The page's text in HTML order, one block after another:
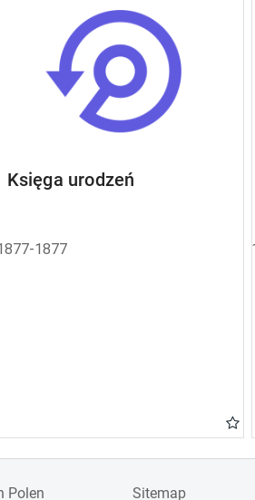
Księga urodzeń
1877
Polen Sitemap